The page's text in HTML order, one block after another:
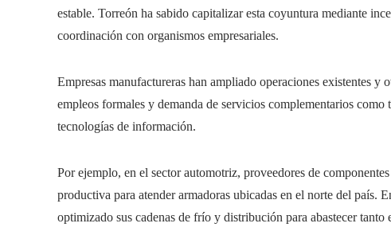
estable. Torreón ha sabido capitalizar esta coyuntura mediante
coordinación con organismos empresariales.
Empresas manufactureras han ampliado operaciones existentes y
empleos formales y demanda de servicios complementarios
tecnologías de información.
Por ejemplo, en el sector automotriz, proveedores de
productiva para atender armadoras ubicadas en el norte del país.
optimizado sus cadenas de frío y distribución para abastecer